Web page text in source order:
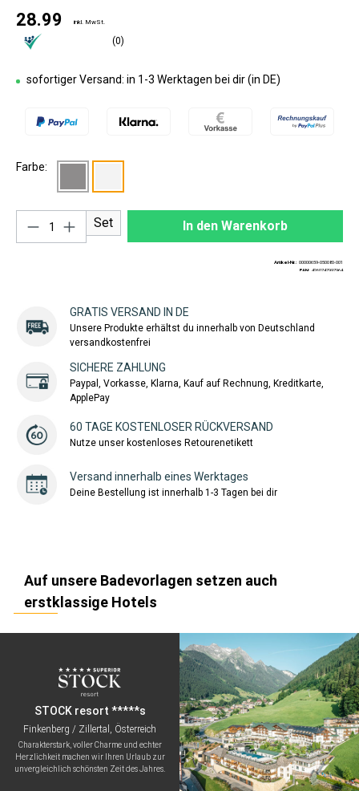
28.99 inkl. MwSt.
(0)
sofortiger Versand: in 1-3 Werktagen bei dir (in DE)
Farbe:
Produkt Anzahl: Gib den gewünschten
Set In den Warenkorb
Artikel-Nr.: 00000659-050080-001
EAN: 4260747997964
GRATIS VERSAND IN DE
Unsere Produkte erhältst du innerhalb von Deutschland
versandkostenfrei
SICHERE ZAHLUNG
Paypal, Vorkasse, Klarna, Kauf auf Rechnung, Kreditkarte,
ApplePay
60 TAGE KOSTENLOSER RÜCKVERSAND
Nutze unser kostenloses Retourenetikett
Versand innerhalb eines Werktages
Deine Bestellung ist innerhalb 1-3 Tagen bei dir
Auf unsere Badevorlagen setzen auch
erstklassige Hotels
STOCK resort *****s
Finkenberg / Zillertal, Österreich
Charakterstark, voller Charme und echter
Herzlichkeit machen wir Ihren Urlaub zur
unvergleichlich schönsten Zeit des Jahres.